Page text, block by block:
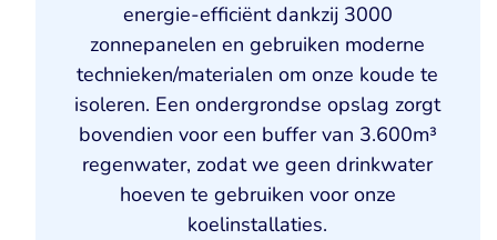
energie-efficiënt dankzij 3000
zonnepanelen en gebruiken moderne
technieken/materialen om onze koude te
isoleren. Een ondergrondse opslag zorgt
bovendien voor een buffer van 3.600m³
regenwater, zodat we geen drinkwater
hoeven te gebruiken voor onze
koelinstallaties.